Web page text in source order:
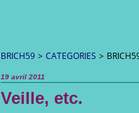
BRICH59 > CATEGORIES >
19 avril 2011
Veille, etc.